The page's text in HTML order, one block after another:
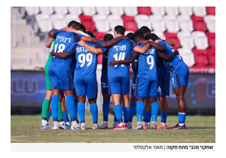
תגיות
המגזין
שחקני מכבי פתח תקוה מאור אלקסלסי